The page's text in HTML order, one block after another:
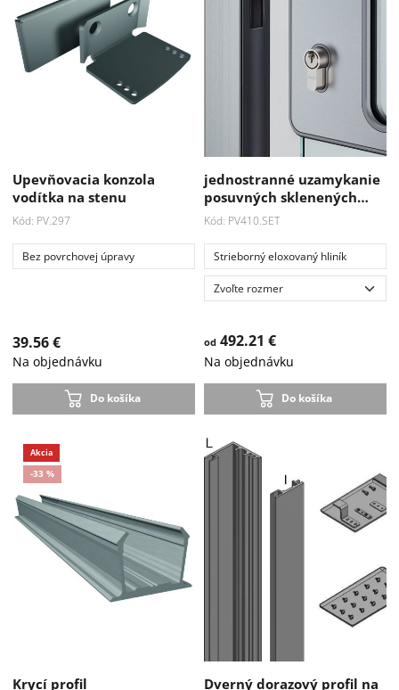
-33 %
Akcia
-33 %
Upevňovacia konzola
vodítka na stenu
Kód: PV.297
Bez povrchovej úpravy
39.56 €
Na objednávku
Do košíka
jednostranné uzamykanie
posuvných sklenených…
Kód: PV410.SET
Strieborný eloxovaný hliník
od 492.21 €
Na objednávku
Do košíka
Krycí profil
Dverný dorazový profil na